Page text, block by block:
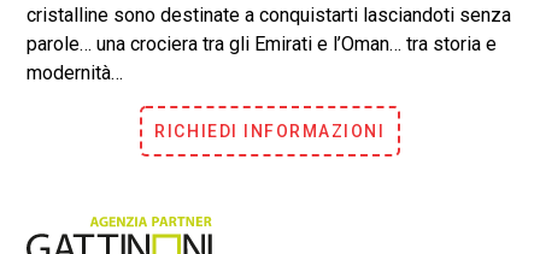
cristalline sono destinate a conquistarti lasciandoti senza
parole… una crociera tra gli Emirati e l’Oman… tra storia e
modernità…
RICHIEDI INFORMAZIONI